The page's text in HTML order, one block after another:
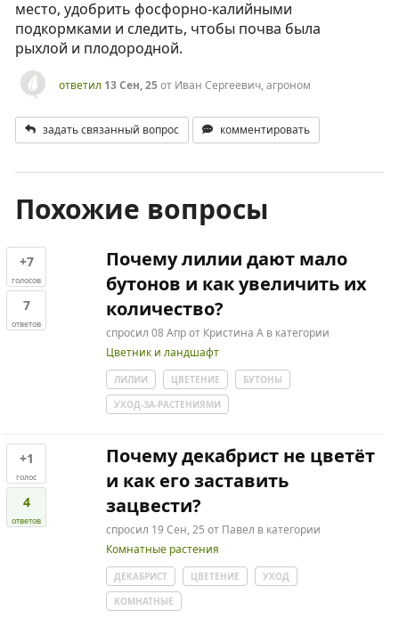
место, удобрить фосфорно-калийными
подкормками и следить, чтобы почва была
рыхлой и плодородной.
ответил 13 Сен, 25от Иван Сергеевич, агроном
задать связанный вопрос комментировать
Похожие вопросы
+7
голосов
7
ответов
Почему лилии дают мало
бутонов и как увеличить их
количество?
спросил 08 Апр от Кристина А в категории
Цветник и ландшафт
ЛИЛИИ ЦВЕТЕНИЕ
БУТОНЫ
УХОД-ЗА-РАСТЕНИЯМИ
+1
голос
4
ответов
Почему декабрист не цветёт
и как его заставить
зацвести?
спросил 19 Сен, 25 от Павел в категории
Комнатные растения
ДЕКАБРИСТ ЦВЕТЕНИЕ
УХОД
КОМНАТНЫЕ